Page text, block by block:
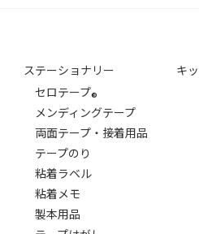
ステーショナリー
セロテープ®
メンディングテープ
両面テープ・接着用品
テープのり
粘着ラベル
粘着メモ
製本用品
キ